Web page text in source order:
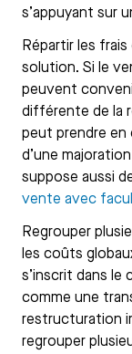
s’appuyant sur
Répartir les
solution. Si le
peuvent
différente de la
peut prendre en
d’une
suppose aussi
vente avec
Regrouper
les coûts
s’inscrit dans le
comme une
restructuration
regrouper